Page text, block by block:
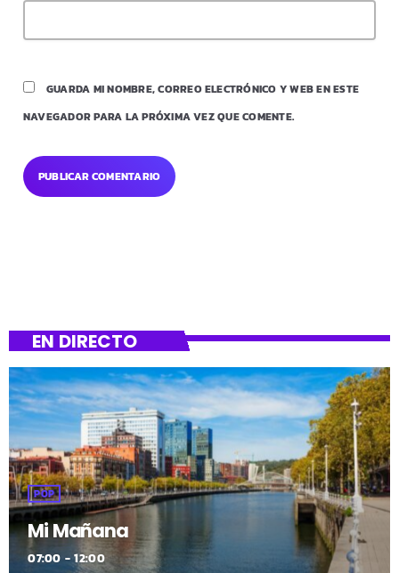
GUARDA MI NOMBRE, CORREO ELECTRÓNICO Y WEB EN ESTE
NAVEGADOR PARA LA PRÓXIMA VEZ QUE COMENTE.
EN DIRECTO
POP
Mi Mañana
07:00 - 12:00